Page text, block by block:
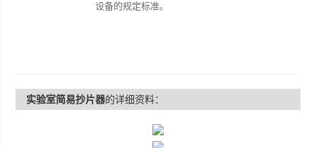
设备的规定标准。
实验室简易抄片器的详细资料：